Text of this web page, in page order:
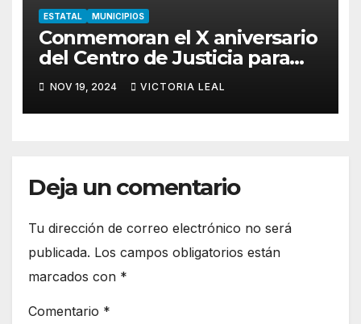
ESTATAL MUNICIPIOS
Conmemoran el X aniversario
del Centro de Justicia para
Mujeres de Hidalgo
NOV 19, 2024 VICTORIA LEAL
Deja un comentario
Tu dirección de correo electrónico no será
publicada. Los campos obligatorios están
marcados con *
Comentario *